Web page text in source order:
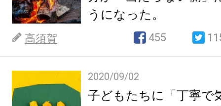
うになった。
高須賀 455
2020/09/02
子どもたちに「丁寧で